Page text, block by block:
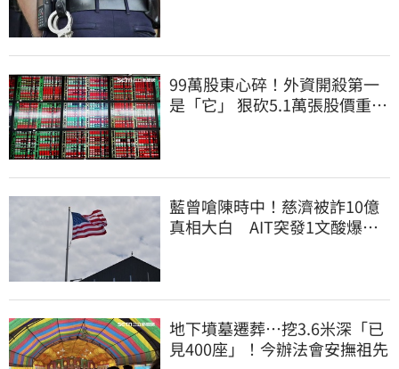
99萬股東心碎！外資開殺第一
是「它」 狠砍5.1萬張股價重挫
藍曾嗆陳時中！慈濟被詐10億
真相大白 AIT突發1文酸爆…
地下墳墓遷葬…挖3.6米深「已
見400座」！今辦法會安撫祖先